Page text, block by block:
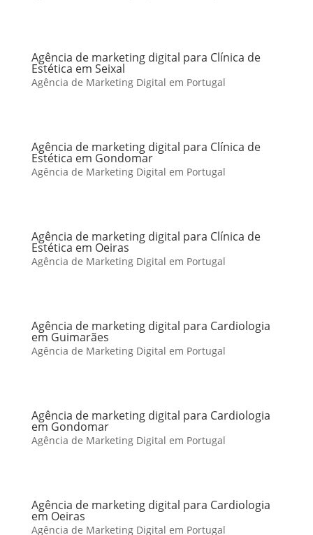
Agência de marketing digital para Clínica de
Estética em Seixal
Agência de Marketing Digital em Portugal
Agência de marketing digital para Clínica de
Estética em Gondomar
Agência de Marketing Digital em Portugal
Agência de marketing digital para Clínica de
Estética em Oeiras
Agência de Marketing Digital em Portugal
Agência de marketing digital para Cardiologia
em Guimarães
Agência de Marketing Digital em Portugal
Agência de marketing digital para Cardiologia
em Gondomar
Agência de Marketing Digital em Portugal
Agência de marketing digital para Cardiologia
em Oeiras
Agência de Marketing Digital em Portugal